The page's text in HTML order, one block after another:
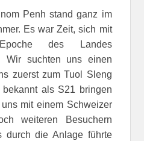
Penh stand ganz im
Es war Zeit, sich mit
des Landes
Wir suchten uns einen
zuerst zum Tuol Sleng
als S21 bringen
mit einem Schweizer
weiteren Besuchern
durch die Anlage führte